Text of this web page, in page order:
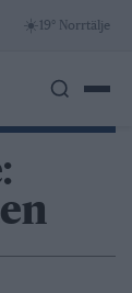
☀️ 19° Norrtälje